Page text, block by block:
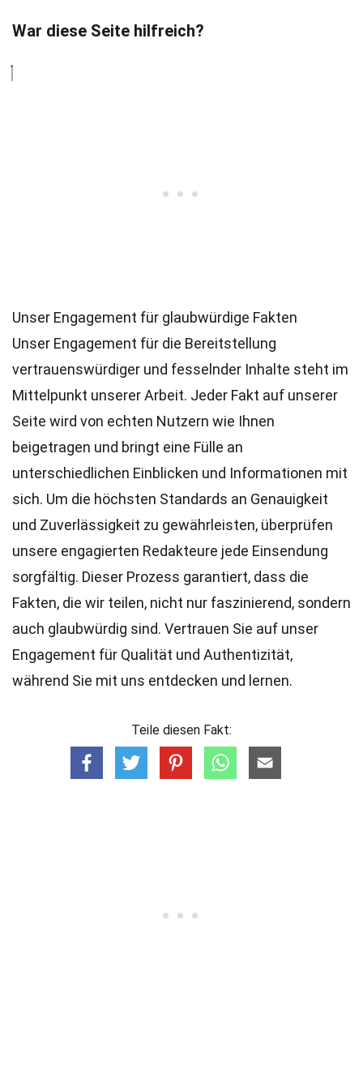
War diese Seite hilfreich?
Unser Engagement für glaubwürdige Fakten
Unser Engagement für die Bereitstellung
vertrauenswürdiger und fesselnder Inhalte steht im
Mittelpunkt unserer Arbeit. Jeder Fakt auf unserer
Seite wird von echten Nutzern wie Ihnen
beigetragen und bringt eine Fülle an
unterschiedlichen Einblicken und Informationen mit
sich. Um die höchsten Standards an Genauigkeit
und Zuverlässigkeit zu gewährleisten, überprüfen
unsere engagierten Redakteure jede Einsendung
sorgfältig. Dieser Prozess garantiert, dass die
Fakten, die wir teilen, nicht nur faszinierend, sondern
auch glaubwürdig sind. Vertrauen Sie auf unser
Engagement für Qualität und Authentizität,
während Sie mit uns entdecken und lernen.
Teile diesen Fakt: